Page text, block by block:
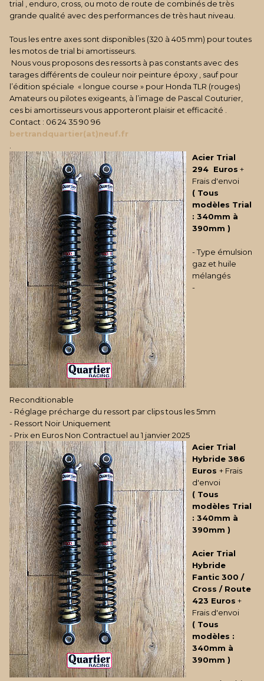
trial , enduro, cross, ou moto de route de combinés de très
grande qualité avec des performances de très haut niveau.
Tous les entre axes sont disponibles (320 à 405 mm) pour toutes
les motos de trial bi amortisseurs.
Nous vous proposons des ressorts à pas constants avec des
tarages différents de couleur noir peinture époxy , sauf pour
l’édition spéciale « longue course » pour Honda TLR (rouges)
Amateurs ou pilotes exigeants, à l’image de Pascal Couturier,
ces bi amortisseurs vous apporteront plaisir et efficacité .
Contact : 06 24 35 90 96
bertrandquartier(at)neuf.fr
Acier Trial
294 Euros +
Frais d'envoi
( Tous
modèles Trial
: 340mm à
390mm)
- Type émulsion
gaz et huile
mélangés
-
Reconditionable
- Réglage précharge du ressort par clips tous les 5mm
- Ressort Noir Uniquement
- Prix en Euros Non Contractuel au 1 janvier 2025
Acier Trial
Hybride386
Euros+ Frais
d'envoi
( Tous
modèles Trial
: 340mm à
390mm)
Acier Trial
Hybride
Fantic 300 /
Cross / Route
423 Euros +
Frais d'envoi
( Tous
modèles :
340mm à
390mm)